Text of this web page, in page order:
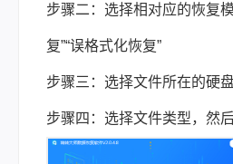
步骤二：选择相对应的恢复
复”“误格式化恢复”
步骤三：选择文件所在的硬盘
步骤四：选择文件类型，然